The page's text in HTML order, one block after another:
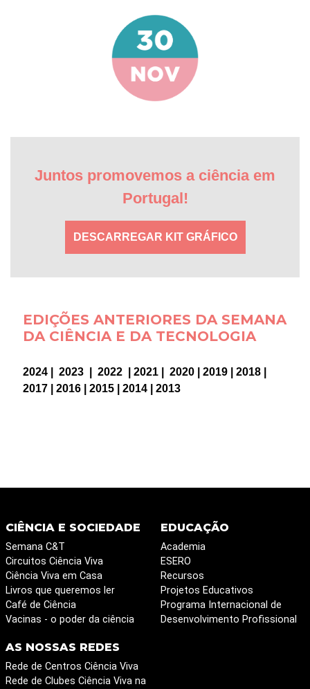
Juntos promovemos a ciência em
Portugal!
DESCARREGAR KIT GRÁFICO
EDIÇÕES ANTERIORES DA SEMANA
DA CIÊNCIA E DA TECNOLOGIA
2024| 2023 2022 2021 2020 2019 2018
2017
2016 2015 2014 2013
CIÊNCIA E SOCIEDADE
Semana C&T
Circuitos Ciência Viva
Ciência Viva em Casa
Livros que queremos ler
Café de Ciência
Vacinas - o poder da ciência
EDUCAÇÃO
Academia
ESERO
Recursos
Projetos Educativos
Programa Internacional de
Desenvolvimento Profissional
AS NOSSAS REDES
Rede de Centros Ciência Viva
Rede de Clubes Ciência Viva na